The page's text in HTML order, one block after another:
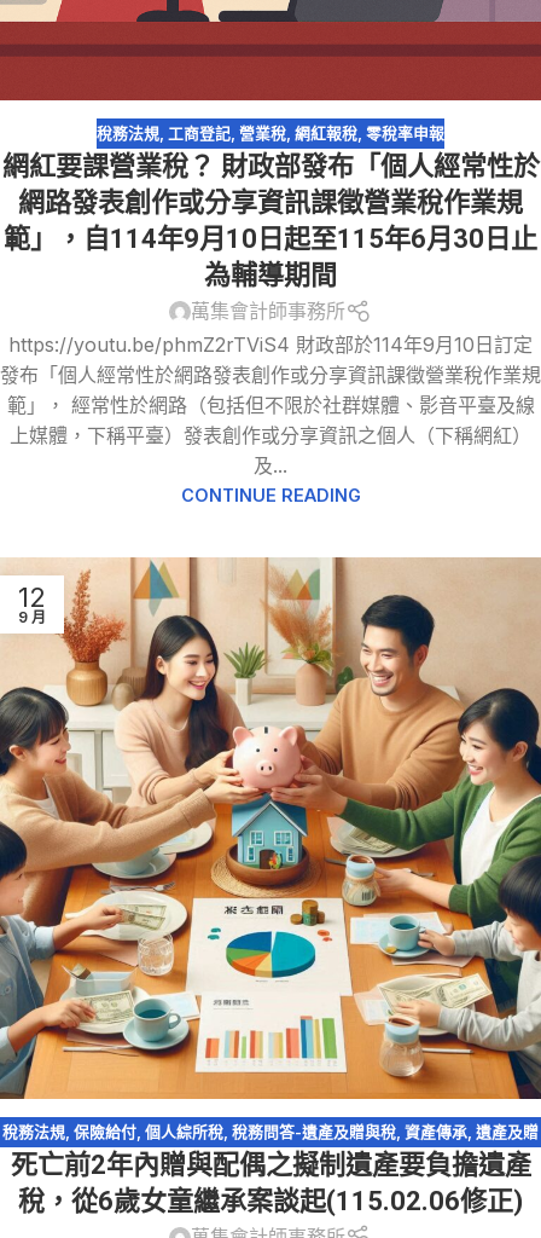
稅務法規 工商登記 營業稅 網紅報稅 零稅率申報
網紅要課營業稅？ 財政部發布「個人經常性於
網路發表創作或分享資訊課徵營業稅作業規
範」，自114年9月10日起至115年6月30日止
為輔導期間
萬集會計師事務所
https://youtu.be/phmZ2rTViS4 財政部於114年9月10日訂定
發布「個人經常性於網路發表創作或分享資訊課徵營業稅作業規
範」， 經常性於網路（包括但不限於社群媒體、影音平臺及線
上媒體，下稱平臺）發表創作或分享資訊之個人（下稱網紅）
及...
CONTINUE READING
12
9 月
稅務法規 保險給付 個人綜所稅 稅務問答-遺產及贈與稅 資產傳承 遺產及贈
與稅, 配偶剩餘財產差額分配請求權
死亡前2年內贈與配偶之擬制遺產要負擔遺產
稅，從6歲女童繼承案談起(115.02.06修正)